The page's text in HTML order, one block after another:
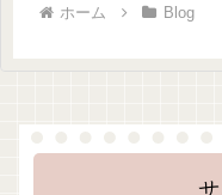
ホーム Blog